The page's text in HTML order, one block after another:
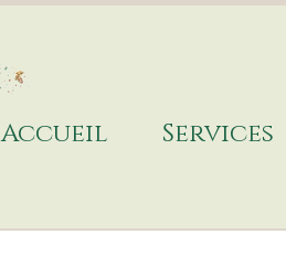
Accueil Services